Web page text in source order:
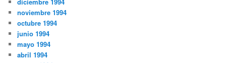
diciembre 1994
noviembre 1994
octubre 1994
junio 1994
mayo 1994
abril 1994